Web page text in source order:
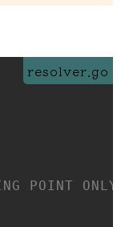
resolver.go
POINT